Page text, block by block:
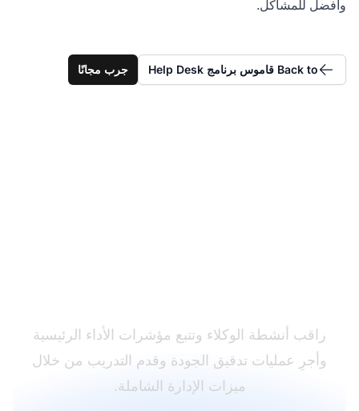
وأفضل للمشاكل.
Back to قاموس برنامج Help Desk جرب مجانًا
راقب أنشطة الوكلاء وتتبع مؤشرات الأداء الرئيسية
وأجرِ عمليات تدقيق الجودة وقدم التدريب من خلال
ميزات الإدارة الشاملة.